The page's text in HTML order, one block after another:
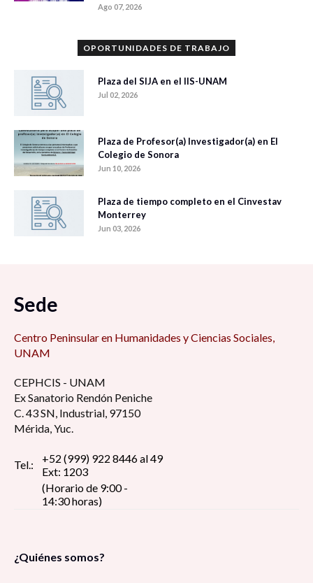
Ago 07, 2026
OPORTUNIDADES DE TRABAJO
Plaza del SIJA en el IIS-UNAM
Jul 02, 2026
Plaza de Profesor(a) Investigador(a) en El
Colegio de Sonora
Jun 10, 2026
Plaza de tiempo completo en el Cinvestav
Monterrey
Jun 03, 2026
Sede
Centro Peninsular en Humanidades y Ciencias Sociales,
UNAM
CEPHCIS - UNAM
Ex Sanatorio Rendón Peniche
C. 43 SN, Industrial, 97150
Mérida, Yuc.
Tel.:
+52 (999) 922 8446 al 49
Ext: 1203
(Horario de 9:00 -
14:30 horas)
¿Quiénes somos?